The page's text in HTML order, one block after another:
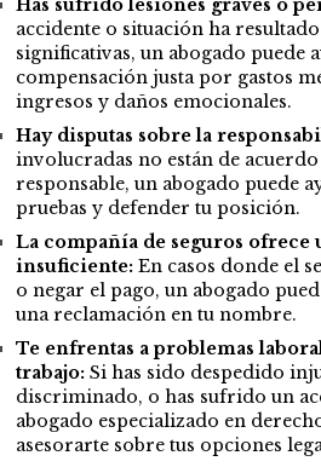
Has sufrido lesiones graves o
accidente o situación ha
significativas, un abogado puede
compensación justa por gastos
ingresos y daños emocionales.
Hay disputas sobre la
involucradas no están de
responsable, un abogado puede
pruebas y defender tu posición.
La compañía de seguros ofrece
insuficiente: En casos donde el
o negar el pago, un abogado
una reclamación en tu nombre.
Te enfrentas a problemas
trabajo: Si has sido despedido
discriminado, o has sufrido un
abogado especializado en
asesorarte sobre tus opciones